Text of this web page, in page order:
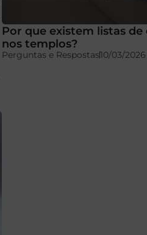
Por que existem listas de
nos templos?
Perguntas e Respostas10/03/2026